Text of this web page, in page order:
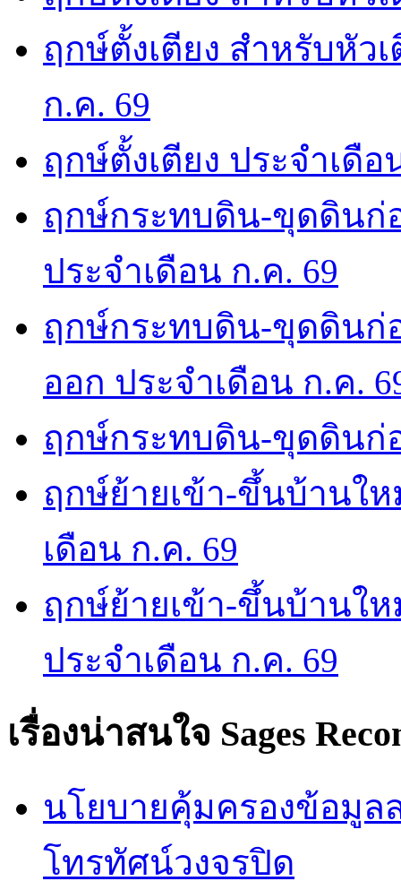
ฤกษ์ตั้งเตียง สำหรับหัว
ก.ค. 69
ฤกษ์ตั้งเตียง ประจำเดือ
ฤกษ์กระทบดิน-ขุดดินก่
ประจำเดือน ก.ค. 69
ฤกษ์กระทบดิน-ขุดดินก่
ออก ประจำเดือน ก.ค.
ฤกษ์กระทบดิน-ขุดดินก่
ฤกษ์ย้ายเข้า-ขึ้นบ้านใ
เดือน ก.ค. 69
ฤกษ์ย้ายเข้า-ขึ้นบ้านใ
ประจำเดือน ก.ค. 69
เรื่องน่าสนใจ Sages
นโยบายคุ้มครองข้อมูล
โทรทัศน์วงจรปิด